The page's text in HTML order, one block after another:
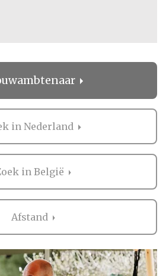
voor zich dat jullie als
wensen voor jullie
Informeer naar de
er zijn. Er kan vaak veel
De trouwambtenaar,
graag op weg en denkt met
meest bijzondere en
helpen in de wereld van de
vind je hieronder een
babsen in jouw eigen
in Nederland
in België
Afstand